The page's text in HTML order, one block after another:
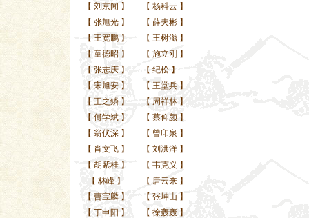
【 刘京闻 】 【 杨科云 】
【 张旭光】 【 薛夫彬 】
【 王宽鹏】 【 王树滋 】
【 童德昭 】 【 施立刚 】
【 张志庆】 【 纪松 】
【 宋旭安】 【 王堂兵 】
【 王之鏻】 【 周祥林 】
【 傅学斌】 【 蔡仰颜 】
【 翁伏深】 【 曾印泉 】
【 肖文飞】 【 刘洪洋 】
【 胡紫桂】 【 韦克义 】
【 林峰】 【 唐云来 】
【 曹宝麟】 【 张坤山 】
【 丁申阳 】 【 徐轰轰 】